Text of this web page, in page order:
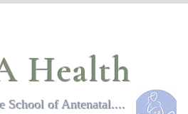
Health
School of Antenatal....